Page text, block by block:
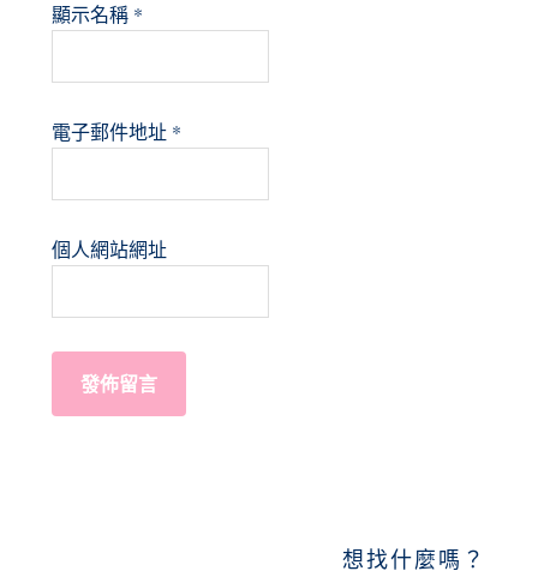
顯示名稱 *
電子郵件地址 *
個人網站網址
想找什麼嗎？